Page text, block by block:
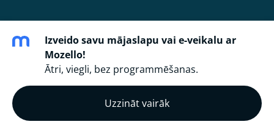
Izveido savu mājaslapu vai e-veikalu ar
Mozello!
Ātri, viegli, bez programmēšanas.
Uzzināt vairāk